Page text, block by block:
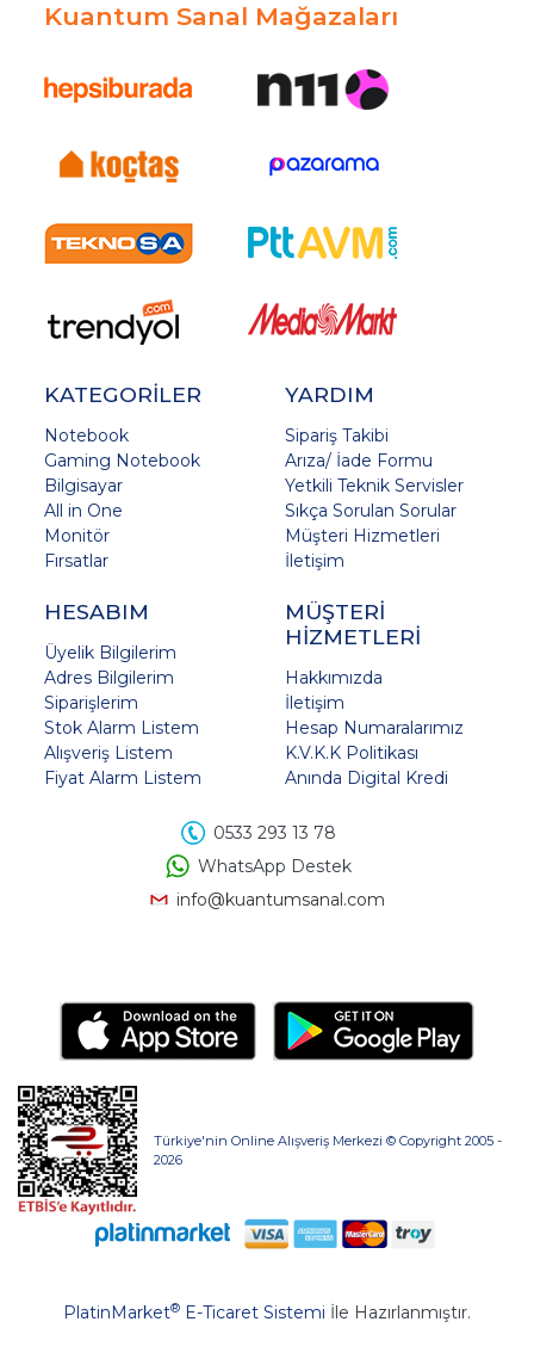
Kuantum Sanal Mağazaları
KATEGORİLER
Notebook
Gaming Notebook
Bilgisayar
All in One
Monitör
Fırsatlar
YARDIM
Sipariş Takibi
Arıza/ İade Formu
Yetkili Teknik Servisler
Sıkça Sorulan Sorular
Müşteri Hizmetleri
İletişim
HESABIM
Üyelik Bilgilerim
Adres Bilgilerim
Siparişlerim
Stok Alarm Listem
Alışveriş Listem
Fiyat Alarm Listem
MÜŞTERİ
HİZMETLERİ
Hakkımızda
İletişim
Hesap Numaralarımız
K.V.K.K Politikası
Anında Digital Kredi
0533 293 13 78
WhatsApp Destek
info@kuantumsanal.com
Türkiye'nin Online Alışveriş Merkezi © Copyright 2005 -
2026
PlatinMarket® E-Ticaret Sistemi İle Hazırlanmıştır.